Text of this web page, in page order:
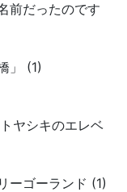
前だったのです
」 (1)
ヤシキのエレベ
ーゴーランド (1)